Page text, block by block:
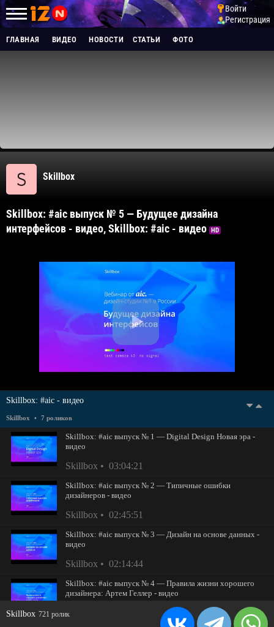
Войти
Регистрация
ГЛАВНАЯ ВИДЕО НОВОСТИ СТАТЬИ ФОТО
Skillbox
Skillbox: #aic выпуск № 5 — Будущее дизайна
интерфейсов - видео, Skillbox: #aic - видео HD
Skillbox: #aic - видео
Skillbox 7 роликов
Skillbox: #aic выпуск № 1 — Digital Design Новая эра -
видео
Skillbox 03:04:21
Skillbox: #aic выпуск № 2 — Типичные ошибки
дизайнеров - видео
Skillbox 02:45:51
Skillbox: #aic выпуск № 3 — Дизайн на основе данных -
видео
Skillbox 02:14:44
Skillbox: #aic выпуск № 4 — Правила жизни хорошего
дизайнера: Артем Геллер - видео
Skillbox
Skillbox 721 ролик